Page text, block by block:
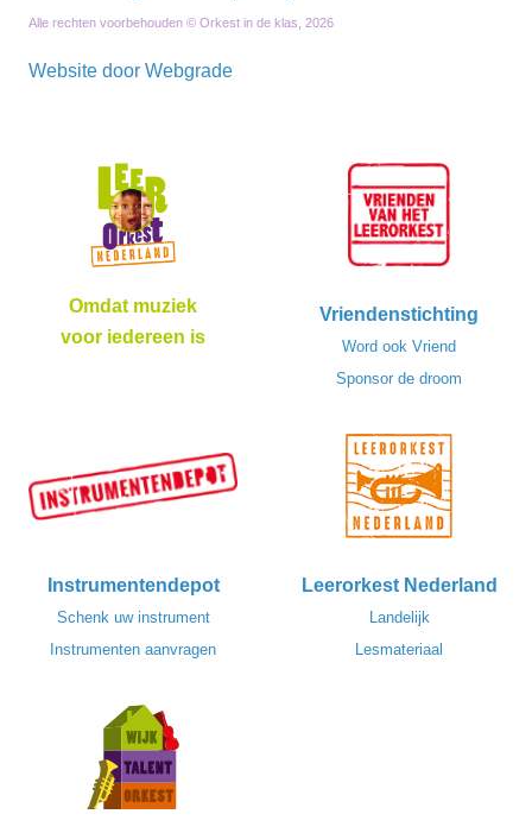
Omdat muziek
voor iedereen is
Vriendenstichting
Word ook Vriend
Sponsor de droom
Instrumentendepot
Schenk uw instrument
Instrumenten aanvragen
Leerorkest Nederland
Landelijk
Lesmateriaal
Alle rechten voorbehouden © Orkest in de klas, 2026
Website door Webgrade